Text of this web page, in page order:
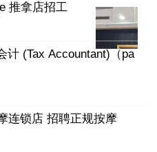
推拿店招工
计 (Tax Accountant)（pa
连锁店 招聘正规按摩